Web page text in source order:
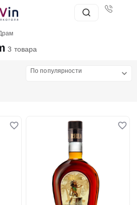
3 товара
По популярности